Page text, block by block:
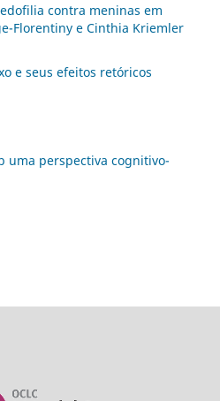
contra meninas em
Florentiny e Cinthia Kriemler
e seus efeitos retóricos
uma perspectiva cognitivo-